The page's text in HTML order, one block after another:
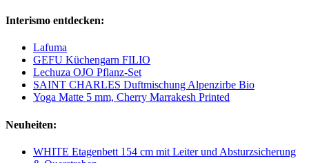
Interismo entdecken:
Lafuma
GEFU Küchengarn FILIO
Lechuza OJO Pflanz-Set
SAINT CHARLES Duftmischung Alpenzirbe Bio
Yoga Matte 5 mm, Cherry Marrakesh Printed
Neuheiten:
WHITE Etagenbett 154 cm mit Leiter und Absturzsicherung